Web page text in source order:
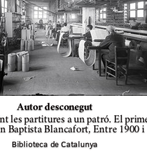
Autor desconegut
les partitures a un patró. El
Baptista Blancafort, Entre 1900 i
Biblioteca de Catalunya